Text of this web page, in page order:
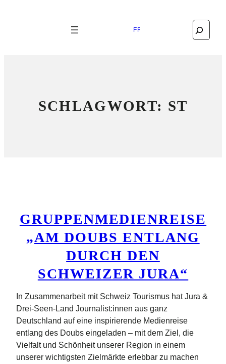
FRANÇAIS
Search
SCHLAGWORT: ST
GRUPPENMEDIENREISE
„AM DOUBS ENTLANG
DURCH DEN
SCHWEIZER JURA“
In Zusammenarbeit mit Schweiz Tourismus hat Jura &
Drei-Seen-Land Journalist:innen aus ganz
Deutschland auf eine inspirierende Medienreise
entlang des Doubs eingeladen – mit dem Ziel, die
Vielfalt und Schönheit unserer Region in einem
unserer wichtigsten Zielmärkte erlebbar zu machen